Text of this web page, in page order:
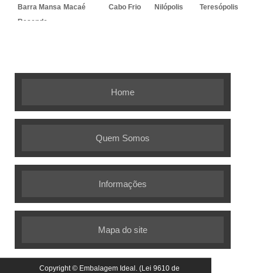
Barra Mansa Macaé Cabo Frio Nilópolis
Teresópolis
Resende
Home
Quem Somos
Informações
Mapa do site
Copyright © Embalagem Ideal. (Lei 9610 de